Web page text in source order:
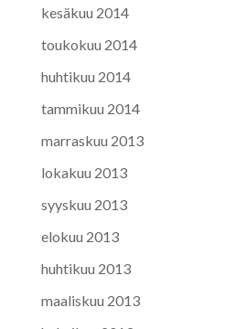
kesäkuu 2014
toukokuu 2014
huhtikuu 2014
tammikuu 2014
marraskuu 2013
lokakuu 2013
syyskuu 2013
elokuu 2013
huhtikuu 2013
maaliskuu 2013